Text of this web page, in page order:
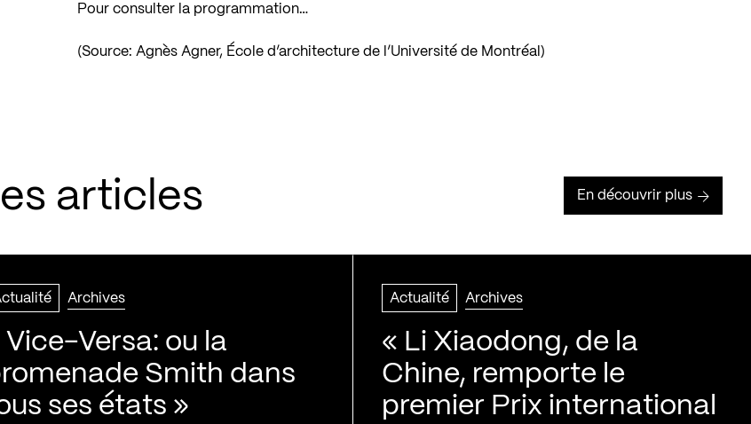
Pour consulter la programmation…
(Source: Agnès Agner, École d’architecture de l’Université de Montréal)
articles En découvrir plus
Archives
Vice-Versa: ou la
Smith dans
ses états »
Actualité Archives
« Li Xiaodong, de la
Chine, remporte le
premier Prix international